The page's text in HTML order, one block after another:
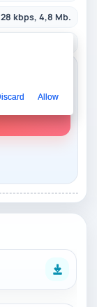
kbps, 4,8 Mb.
Allow